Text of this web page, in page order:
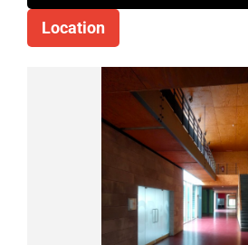
Location